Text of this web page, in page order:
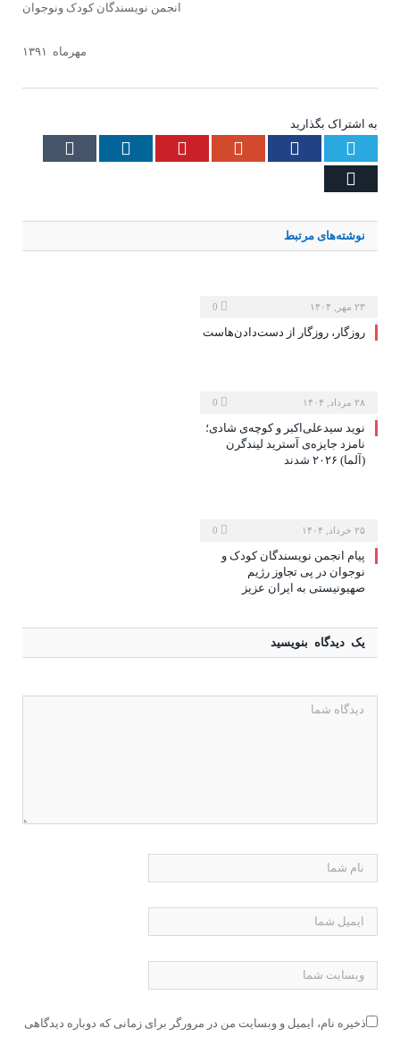
انجمن نویسندگان کودک ونوجوان
مهرماه ۱۳۹۱
به اشتراک بگذارید
Twitter
Facebook
Google+
Pinterest
LinkedIn
نوشته‌های مرتبط
۲۳ مهر, ۱۴۰۴
روزگار، روزگار از دست‌دادن‌هاست
۲۸ مرداد, ۱۴۰۴
نوید سیدعلی‌اکبر و کوچه‌ی شادی؛
نامزد جایزه‌ی آسترید لیندگرن
(آلما) ۲۰۲۶ شدند
۲۵ خرداد, ۱۴۰۴
پیام انجمن نویسندگان کودک و
نوجوان در پی تجاوز رژیم
صهیونیستی به ایران عزیز
یک دیدگاه بنویسید
ذخیره نام، ایمیل و وبسایت من در مرورگر برای زمانی که دوباره دیدگاهی